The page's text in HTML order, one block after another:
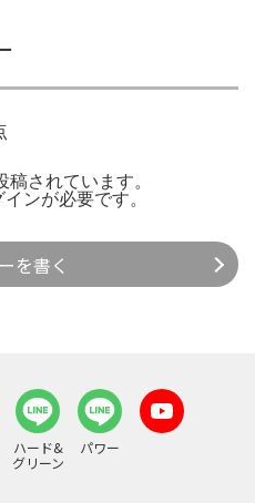
されています。
インが必要です。
を書く
ハード&
グリーン
パワー